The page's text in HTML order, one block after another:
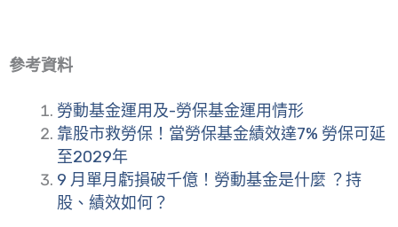
參考資料
勞動基金運用及-勞保基金運用情形
靠股市救勞保！當勞保基金績效達7% 勞保可延
至2029年
9 月單月虧損破千億！勞動基金是什麼 ？持
股、績效如何？